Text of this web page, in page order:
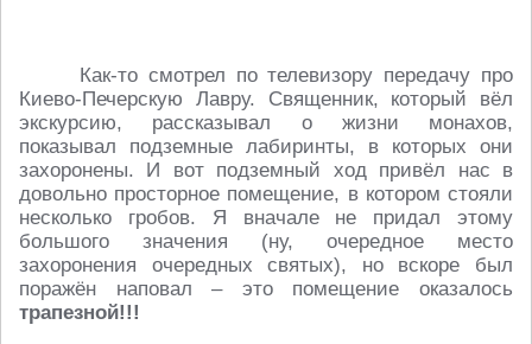
Как-то смотрел по телевизору передачу про
Киево-Печерскую Лавру. Священник, который вёл
экскурсию, рассказывал о жизни монахов,
показывал подземные лабиринты, в которых они
захоронены. И вот подземный ход привёл нас в
довольно просторное помещение, в котором стояли
несколько гробов. Я вначале не придал этому
большого значения (ну, очередное место
захоронения очередных святых), но вскоре был
поражён наповал – это помещение оказалось
трапезной!!!